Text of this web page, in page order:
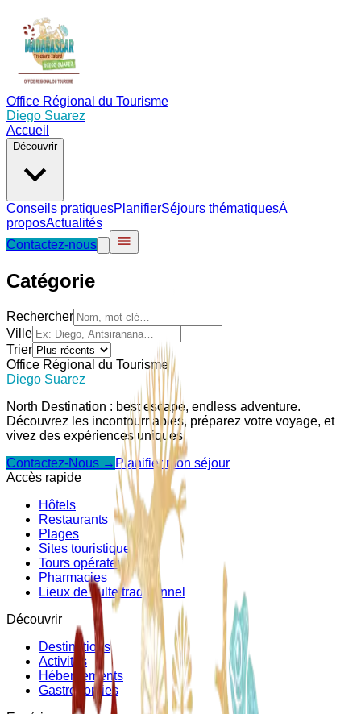
Office Régional du Tourisme
Diego Suarez
Accueil
Découvrir
Conseils pratiquesPlanifierSéjours thématiquesÀ
proposActualités
Contactez-nous
Catégorie
Rechercher
Ville
Trier
Office Régional du Tourisme
Diego Suarez
North Destination : best escape, endless adventure.
Découvrez les incontournables, préparez votre voyage, et
vivez des expériences uniques.
Contactez-Nous → Planifier mon séjour
Accès rapide
Hôtels
Restaurants
Plages
Sites touristiques
Tours opérateurs
Pharmacies
Lieux de culte traditionnel
Découvrir
Destinations
Activités
Hébergements
Gastronomies